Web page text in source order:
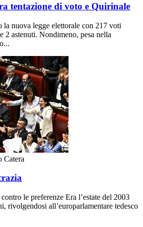
tentazione di voto e Quirinale
la nuova legge elettorale con 217 voti
2 astenuti. Nondimeno, pesa nella
Catera
le preferenze Era l’estate del 2003
rivolgendosi all’europarlamentare tedesco